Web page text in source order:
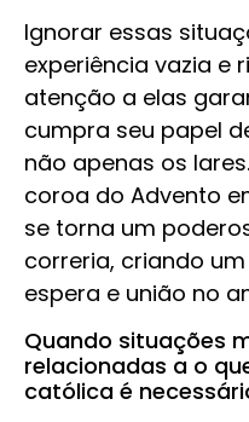
Ignorar essas
experiência vazia e
atenção a elas
cumpra seu papel
não apenas os
coroa do Advento
se torna um
correria, criando
espera e união no
Quando situações
relacionadas a o
católica é